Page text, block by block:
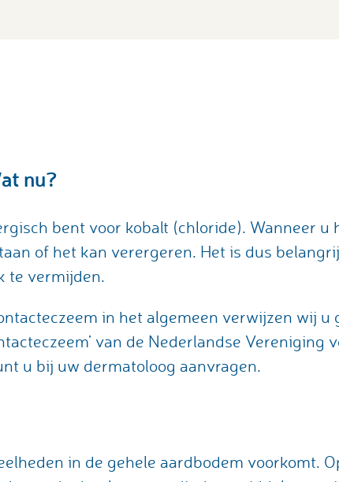
nu?
bent voor kobalt (chloride). Wanneer u
of het kan verergeren. Het is dus
te vermijden.
in het algemeen verwijzen wij u
van de Nederlandse Vereniging
u bij uw dermatoloog aanvragen.
in de gehele aardbodem voorkomt.